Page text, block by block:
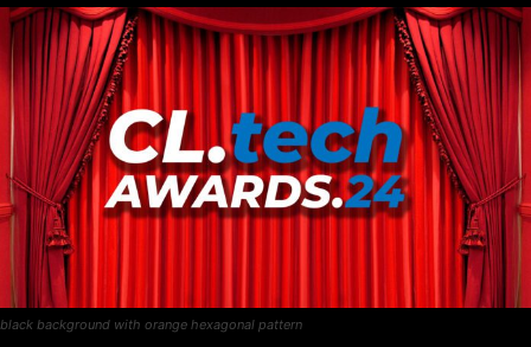
black background with orange hexagonal pattern